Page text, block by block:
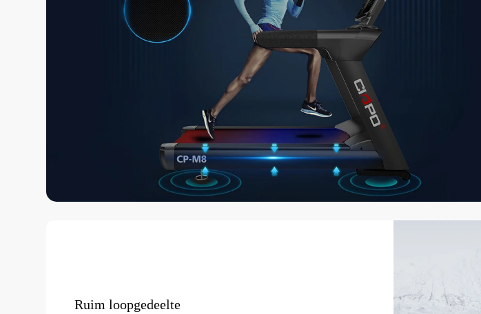
Ruim loopgedeelte